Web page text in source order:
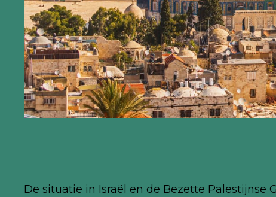
De situatie in Israël en de Bezette